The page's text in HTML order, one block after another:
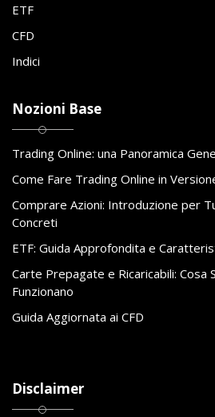
ETF
CFD
Indici
Nozioni Base
Trading Online: una Panoramica
Come Fare Trading Online in
Comprare Azioni: Introduzione per
Concreti
ETF: Guida Approfondita e
Carte Prepagate e Ricaricabili: Cosa
Funzionano
Guida Aggiornata ai CFD
Disclaimer